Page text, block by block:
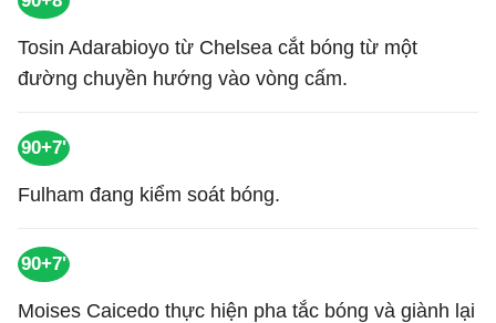
Tosin Adarabioyo từ Chelsea cắt bóng từ một
đường chuyền hướng vào vòng cấm.
90+7'
Fulham đang kiểm soát bóng.
90+7'
Moises Caicedo thực hiện pha tắc bóng và giành lại